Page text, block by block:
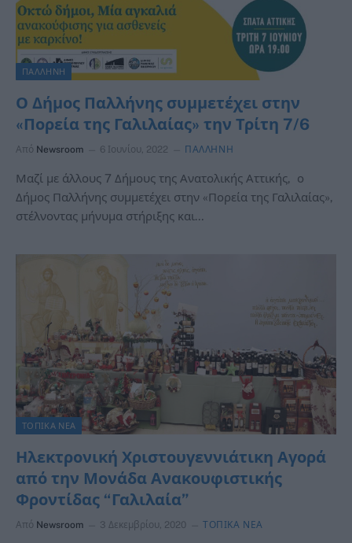
ΠΑΛΛΗΝΗ
Ο Δήμος Παλλήνης συμμετέχει στην
«Πορεία της Γαλιλαίας» την Τρίτη 7/6
Από Newsroom 6 Ιουνίου, 2022 ΠΑΛΛΗΝΗ
Μαζί με άλλους 7 Δήμους της Ανατολικής Αττικής, ο
Δήμος Παλλήνης συμμετέχει στην «Πορεία της Γαλιλαίας»,
στέλνοντας μήνυμα στήριξης και…
ΤΟΠΙΚΑ ΝΕΑ
Ηλεκτρονική Χριστουγεννιάτικη Αγορά
από την Μονάδα Ανακουφιστικής
Φροντίδας “Γαλιλαία”
Από Newsroom 3 Δεκεμβρίου, 2020 ΤΟΠΙΚΑ ΝΕΑ